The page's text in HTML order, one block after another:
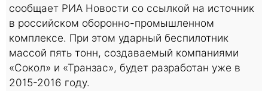
сообщает РИА Новости со ссылкой на источник
в российском оборонно-промышленном
комплексе. При этом ударный беспилотник
массой пять тонн, создаваемый компаниями
«Сокол» и «Транзас», будет разработан уже в
2015-2016 году.